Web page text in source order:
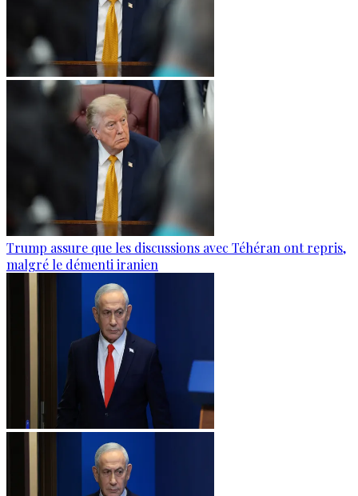
Trump assure que les discussions avec Téhéran ont repris,
malgré le démenti iranien